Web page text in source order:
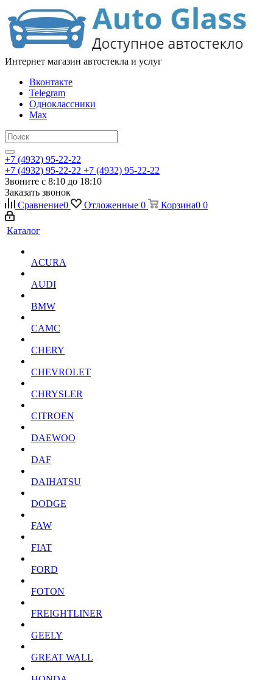
Интернет магазин автостекла и услуг
Вконтакте
Telegram
Одноклассники
Max
+7 (4932) 95-22-22
+7 (4932) 95-22-22 +7 (4932) 95-22-22
Звоните с 8:10 до 18:10
Заказать звонок
Сравнение0 Отложенные 0 Корзина0 0
Каталог
ACURA
AUDI
BMW
CAMC
CHERY
CHEVROLET
CHRYSLER
CITROEN
DAEWOO
DAF
DAIHATSU
DODGE
FAW
FIAT
FORD
FOTON
FREIGHTLINER
GEELY
GREAT WALL